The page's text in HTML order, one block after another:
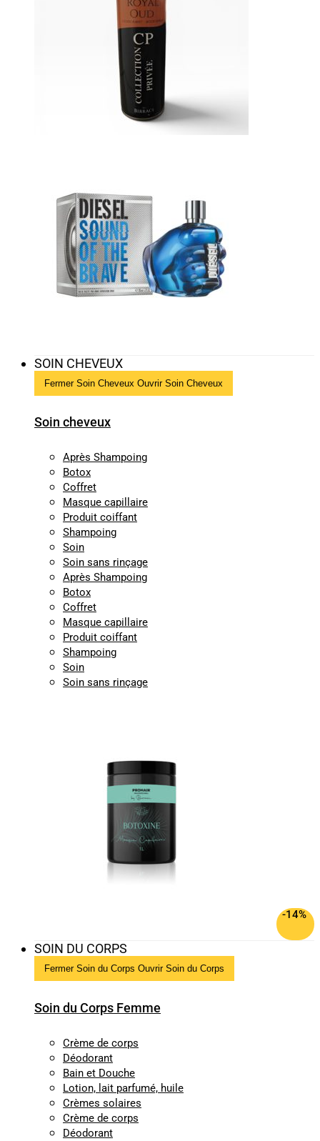
SOIN CHEVEUX
Fermer Soin Cheveux Ouvrir Soin Cheveux
Soin cheveux
Après Shampoing
Botox
Coffret
Masque capillaire
Produit coiffant
Shampoing
Soin
Soin sans rinçage
Après Shampoing
Botox
Coffret
Masque capillaire
Produit coiffant
Shampoing
Soin
Soin sans rinçage
-14%
SOIN DU CORPS
Fermer Soin du Corps Ouvrir Soin du Corps
Soin du Corps Femme
Crème de corps
Déodorant
Bain et Douche
Lotion, lait parfumé, huile
Crèmes solaires
Crème de corps
Déodorant